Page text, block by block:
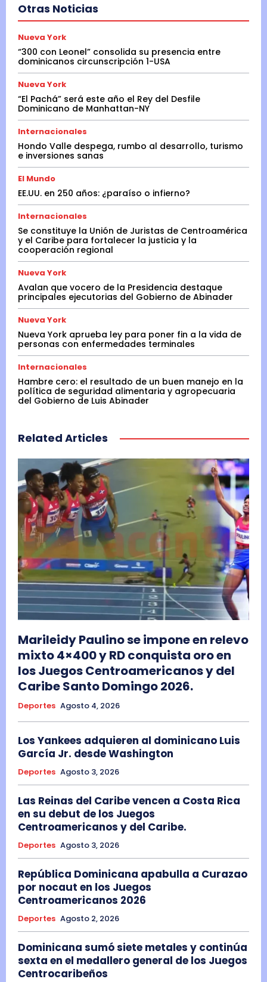
Otras Noticias
Nueva York
“300 con Leonel” consolida su presencia entre
dominicanos circunscripción 1-USA
Nueva York
“El Pachá” será este año el Rey del Desfile
Dominicano de Manhattan-NY
Internacionales
Hondo Valle despega, rumbo al desarrollo, turismo
e inversiones sanas
El Mundo
EE.UU. en 250 años: ¿paraíso o infierno?
Internacionales
Se constituye la Unión de Juristas de Centroamérica
y el Caribe para fortalecer la justicia y la
cooperación regional
Nueva York
Avalan que vocero de la Presidencia destaque
principales ejecutorias del Gobierno de Abinader
Nueva York
Nueva York aprueba ley para poner fin a la vida de
personas con enfermedades terminales
Internacionales
Hambre cero: el resultado de un buen manejo en la
política de seguridad alimentaria y agropecuaria
del Gobierno de Luis Abinader
Related Articles
Marileidy Paulino se impone en relevo
mixto 4×400 y RD conquista oro en
los Juegos Centroamericanos y del
Caribe Santo Domingo 2026.
Deportes Agosto 4, 2026
Los Yankees adquieren al dominicano Luis
García Jr. desde Washington
Deportes Agosto 3, 2026
Las Reinas del Caribe vencen a Costa Rica
en su debut de los Juegos
Centroamericanos y del Caribe.
Deportes Agosto 3, 2026
República Dominicana apabulla a Curazao
por nocaut en los Juegos
Centroamericanos 2026
Deportes Agosto 2, 2026
Dominicana sumó siete metales y continúa
sexta en el medallero general de los Juegos
Centrocaribeños